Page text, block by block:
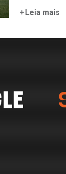
Leia mais